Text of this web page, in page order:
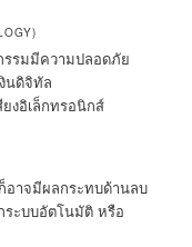
รรมมีความปลอดภัย
นดิจิทัล
งอิเล็กทรอนิกส์
อาจมีผลกระทบด้านลบ
ระบบอัตโนมัติ หรือ